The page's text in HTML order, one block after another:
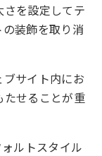
を設定してテ
装飾を取り消
サイト内にお
たせることが重
ルトスタイル